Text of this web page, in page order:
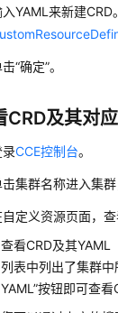
入YAML来新建
“确定”。
CRD及其对
录CCE控制台。
击集群名称进入集
定义资源页面，查
查看CRD及其YAML
列表中列出了集群
YAML”按钮即可查看